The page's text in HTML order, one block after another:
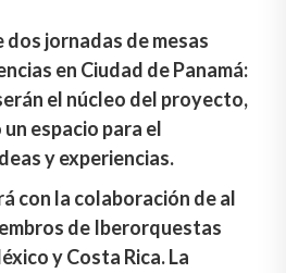
jornadas de mesas
en Ciudad de Panamá:
el núcleo del proyecto,
espacio para el
y experiencias.
con la colaboración de al
de Iberorquestas
y Costa Rica. La